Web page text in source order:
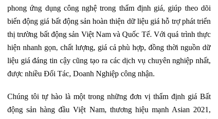
phong ứng dụng công nghệ trong thẩm định giá, giúp theo dõi
biến động giá bất động sản hoàn thiện dữ liệu giá hỗ trợ phát triển
thị trường bất động sản Việt Nam và Quốc Tế. Với quá trình thực
hiện nhanh gọn, chất lượng, giá cả phù hợp, đồng thời nguồn dữ
liệu giá đáng tin cậy cũng tạo ra các dịch vụ chuyên nghiệp nhất,
được nhiều Đối Tác, Doanh Nghiệp công nhận.
Chúng tôi tự hào là một trong những đơn vị thẩm định giá Bất
động sản hàng đầu Việt Nam, thương hiệu mạnh Asian 2021,